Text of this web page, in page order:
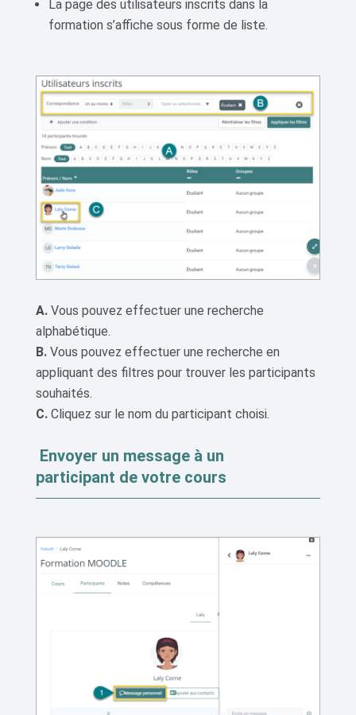
La page des utilisateurs inscrits dans la
formation s’affiche sous forme de liste.
A. Vous pouvez effectuer une recherche
alphabétique.
B. Vous pouvez effectuer une recherche en
appliquant des filtres pour trouver les participants
souhaités.
C. Cliquez sur le nom du participant choisi.
Envoyer un message à un
participant de votre cours